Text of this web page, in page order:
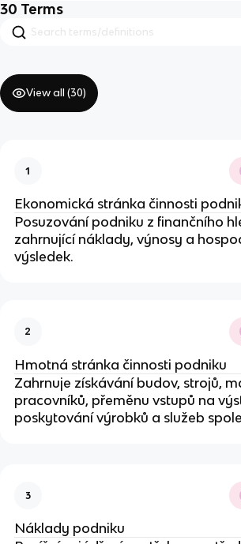
30 Terms
View all (30)
1
Ekonomická stránka činnosti
Posuzování podniku z finančního
zahrnující náklady, výnosy a
výsledek.
2
Hmotná stránka činnosti podniku
Zahrnuje získávání budov, strojů,
pracovníků, přeměnu vstupů na
poskytování výrobků a služeb
3
Náklady podniku